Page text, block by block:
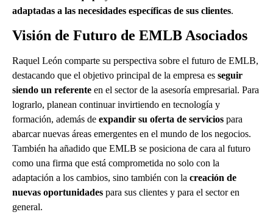
adaptadas a las necesidades específicas de sus clientes.
Visión de Futuro de EMLB Asociados
Raquel León comparte su perspectiva sobre el futuro de EMLB,
destacando que el objetivo principal de la empresa es seguir
siendo un referente en el sector de la asesoría empresarial. Para
lograrlo, planean continuar invirtiendo en tecnología y
formación, además de expandir su oferta de servicios para
abarcar nuevas áreas emergentes en el mundo de los negocios.
También ha añadido que EMLB se posiciona de cara al futuro
como una firma que está comprometida no solo con la
adaptación a los cambios, sino también con la creación de
nuevas oportunidades para sus clientes y para el sector en
general.